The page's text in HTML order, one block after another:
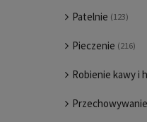
Patelnie (123)
Pieczenie (216)
Robienie kawy i